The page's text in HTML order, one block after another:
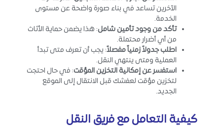
الآخرين تساعد في بناء صورة واضحة عن مستوى
الخدمة.
تأكد من وجود تأمين شامل: هذا يضمن حماية الأثاث
من أي أضرار محتملة.
اطلب جدولاً زمنياً مفصلاً: يجب أن تعرف متى تبدأ
العملية ومتى ينتهي النقل.
استفسر عن إمكانية التخزين المؤقت: في حال احتجت
لتخزين مؤقت لعفشك قبل الانتقال إلى الموقع
الجديد.
كيفية التعامل مع فريق النقل